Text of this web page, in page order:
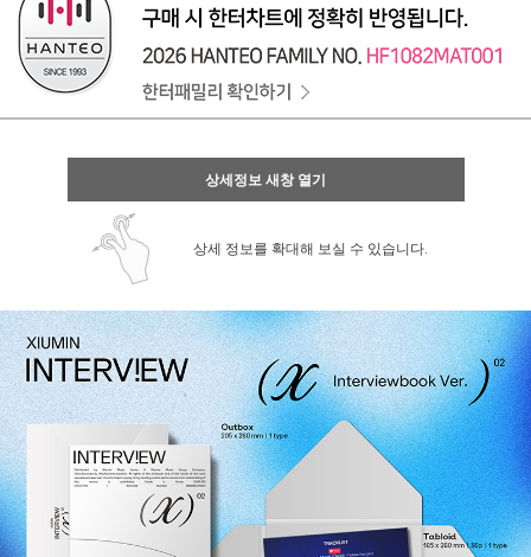
상세정보 새창 열기
상세 정보를 확대해 보실 수 있습니다.